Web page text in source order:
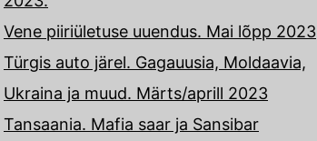
Vene piiriületuse uuendus. Mai lõpp 2023
Türgis auto järel. Gagauusia, Moldaavia,
Ukraina ja muud. Märts/aprill 2023
Tansaania. Mafia saar ja Sansibar